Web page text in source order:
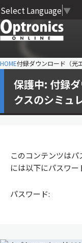
Select Language ▼
HOME付録ダウンロード（光
保護中: 付録
クスのシミュ
このコンテンツは
には以下にパスワ
パスワード: